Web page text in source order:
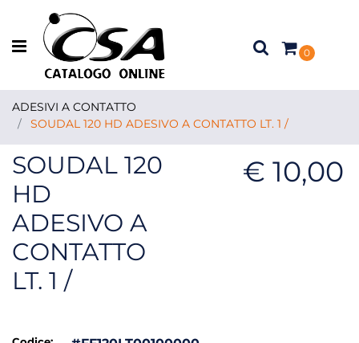
Open menu
0
ADESIVI A CONTATTO
SOUDAL 120 HD ADESIVO A CONTATTO LT. 1 /
SOUDAL 120
HD
ADESIVO A
CONTATTO
LT. 1 /
€ 10,00